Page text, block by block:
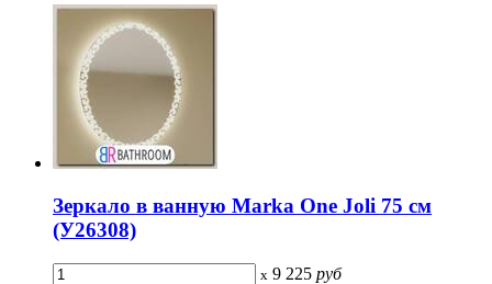
Зеркало в ванную Marka One Joli 75 см
(У26308)
x 9 225 руб